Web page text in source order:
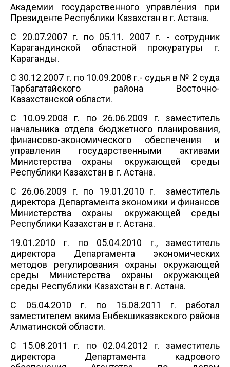
Академии государственного управления при
Президенте Республики Казахстан в г. Астана.
С 20.07.2007 г. по 05.11. 2007 г. - сотрудник
Карагандинской областной прокуратуры
г.
Караганды.
С 30.12.2007 г. по 10.09.2008 г.- судья в № 2 суда
Тарбагатайского района Восточно-
Казахстанской области.
С 10.09.2008 г. по 26.06.2009 г. заместитель
начальника отдела бюджетного планирования,
финансово-экономического обеспечения и
управления государственными активами
Министерства охраны окружающей среды
Республики Казахстан в г. Астана.
С 26.06.2009 г. по 19.01.2010 г.
заместитель
директора Департамента экономики и финансов
Министерства охраны окружающей среды
Республики Казахстан в г. Астана.
19.01.2010 г. по 05.04.2010 г., заместитель
директора Департамента экономических
методов регулирования охраны окружающей
среды Министерства охраны окружающей
среды Республики Казахстан в г. Астана.
С 05.04.2010 г. по 15.08.2011 г. работал
заместителем акима Енбекшиказакского района
Алматинской области.
С 15.08.2011 г. по 02.04.2012 г. заместитель
директора Департамента кадрового